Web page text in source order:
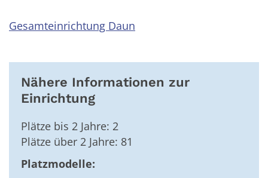
Gesamteinrichtung Daun
Nähere Informationen zur
Einrichtung
Plätze bis 2 Jahre: 2
Plätze über 2 Jahre: 81
Platzmodelle: